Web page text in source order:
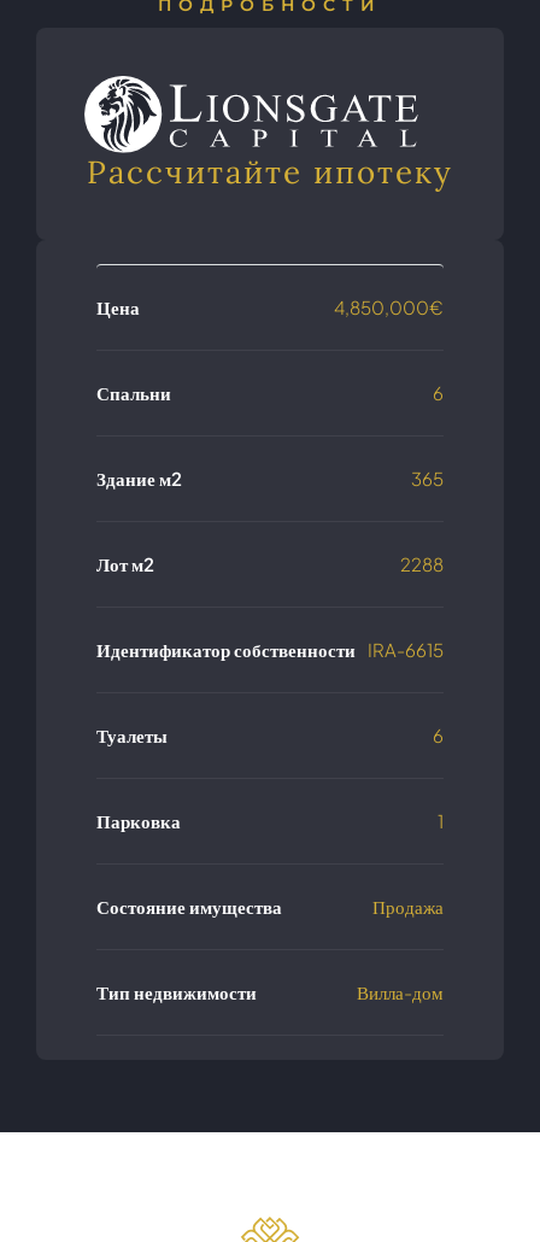
Рассчитайте ипотеку
Цена 4,850,000€
Спальни 6
Здание м2 365
Лот м2 2288
Идентификатор собственности IRA-6615
Туалеты 6
Парковка 1
Состояние имущества Продажа
Тип недвижимости Вилла-дом